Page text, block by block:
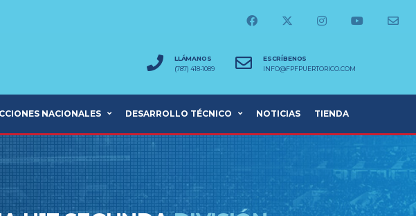
LLÁMANOS
(787) 418-1089
ESCRÍBENOS
INFO@FPFPUERTORICO.COM
NACIONALES DESARROLLO TÉCNICO NOTICIAS TIENDA